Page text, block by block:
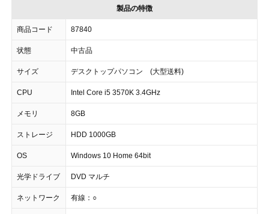
製品の特徴
商品コード 87840
状態 中古品
サイズ デスクトップパソコン (大型送料)
CPU Intel Core i5 3570K 3.4GHz
メモリ 8GB
ストレージ HDD 1000GB
OS Windows 10 Home 64bit
光学ドライブ DVD マルチ
ネットワーク 有線：○